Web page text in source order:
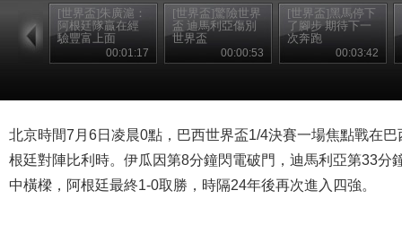
[世界盃]朱廣滬：
阿根廷隊贏在經
驗豐富上面
00:01:17
[世界盃]驚險世界
盃 迪馬利亞傷別
世界盃
00:00:53
[世界盃]黑馬停下
了腳步 期待下一
次奔跑
00:03:42
北京時間7月6日凌晨0點，巴西世界盃1/4決賽一場焦點戰在
根廷對陣比利時。伊瓜因第8分鐘閃電破門，迪馬利亞第33分
中橫樑，阿根廷最終1-0取勝，時隔24年後再次進入四強。